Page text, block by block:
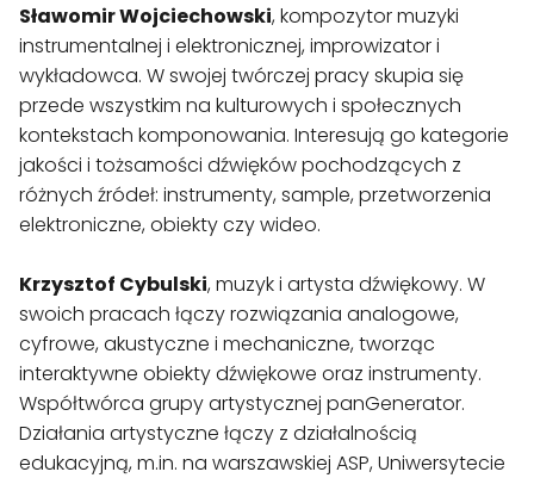
Sławomir Wojciechowski, kompozytor muzyki
instrumentalnej i elektronicznej, improwizator i
wykładowca. W swojej twórczej pracy skupia się
przede wszystkim na kulturowych i społecznych
kontekstach komponowania. Interesują go kategorie
jakości i tożsamości dźwięków pochodzących z
różnych źródeł: instrumenty, sample, przetworzenia
elektroniczne, obiekty czy wideo.
Krzysztof Cybulski, muzyk i artysta dźwiękowy. W
swoich pracach łączy rozwiązania analogowe,
cyfrowe, akustyczne i mechaniczne, tworząc
interaktywne obiekty dźwiękowe oraz instrumenty.
Współtwórca grupy artystycznej panGenerator.
Działania artystyczne łączy z działalnością
edukacyjną, m.in. na warszawskiej ASP, Uniwersytecie